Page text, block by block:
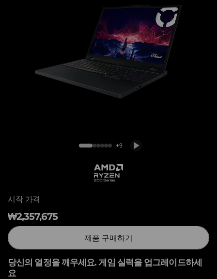
1
+9
시작 가격
₩2,357,675
제품 구매하기
당신의 열정을 깨우세요. 게임 실력을 업그레이드하세
요